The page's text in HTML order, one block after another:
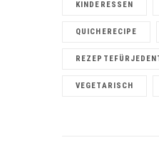
KINDERESSEN
QUICHERECIPE
VEGETARISCH